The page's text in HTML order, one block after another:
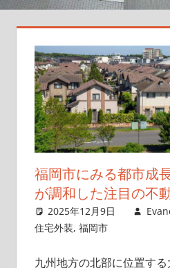
却
ガ
福岡市にみる都市成
が調和した注目の不
2025年12月9日
住宅外装, 福岡市
九州地方の北部に位置す